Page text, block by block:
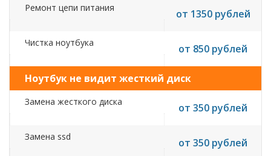
Ремонт цепи питания от 1350 рублей
Чистка ноутбука от 850 рублей
Ноутбук не видит жесткий диск
Замена жесткого диска от 350 рублей
Замена ssd от 350 рублей